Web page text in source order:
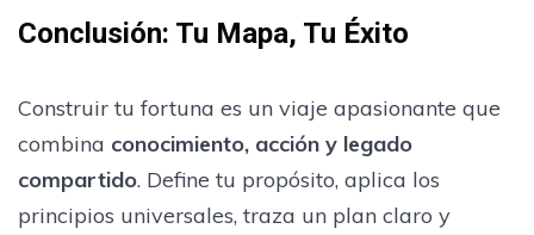
Conclusión: Tu Mapa, Tu Éxito
Construir tu fortuna es un viaje apasionante que
combina conocimiento, acción y legado
compartido. Define tu propósito, aplica los
principios universales, traza un plan claro y